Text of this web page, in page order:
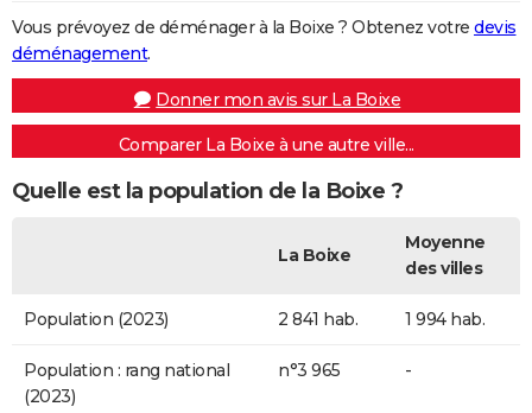
Vous prévoyez de déménager à la Boixe ? Obtenez votre devis
déménagement.
Donner mon avis sur La Boixe
Comparer La Boixe à une autre ville...
Quelle est la population de la Boixe ?
La Boixe
Moyenne
des villes
Population (2023) 2 841 hab. 1 994 hab.
Population : rang national
(2023)
n°3 965 -